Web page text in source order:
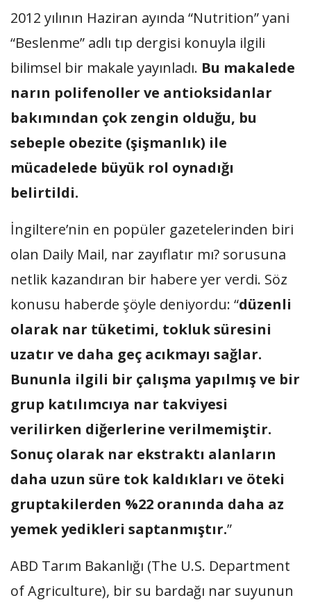
2012 yılının Haziran ayında “Nutrition” yani
“Beslenme” adlı tıp dergisi konuyla ilgili
bilimsel bir makale yayınladı. Bu makalede
narın polifenoller ve antioksidanlar
bakımından çok zengin olduğu, bu
sebeple obezite (şişmanlık) ile
mücadelede büyük rol oynadığı
belirtildi.
İngiltere’nin en popüler gazetelerinden biri
olan Daily Mail, nar zayıflatır mı? sorusuna
netlik kazandıran bir habere yer verdi. Söz
konusu haberde şöyle deniyordu: “düzenli
olarak nar tüketimi, tokluk süresini
uzatır ve daha geç acıkmayı sağlar.
Bununla ilgili bir çalışma yapılmış ve bir
grup katılımcıya nar takviyesi
verilirken diğerlerine verilmemiştir.
Sonuç olarak nar ekstraktı alanların
daha uzun süre tok kaldıkları ve öteki
gruptakilerden %22 oranında daha az
yemek yedikleri saptanmıştır.”
ABD Tarım Bakanlığı (The U.S. Department
of Agriculture), bir su bardağı nar suyunun